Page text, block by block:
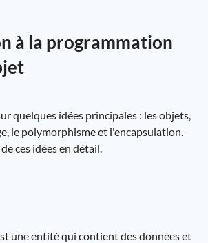
à la programmation
quelques idées principales : les objets,
le polymorphisme et l'encapsulation.
ces idées en détail.
une entité qui contient des données et